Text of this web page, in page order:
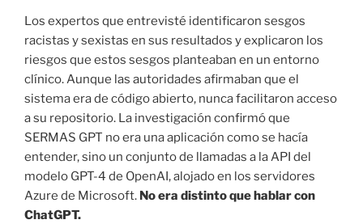
Los expertos que entrevisté identificaron sesgos
racistas y sexistas en sus resultados y explicaron los
riesgos que estos sesgos planteaban en un entorno
clínico. Aunque las autoridades afirmaban que el
sistema era de código abierto, nunca facilitaron acceso
a su repositorio. La investigación confirmó que
SERMAS GPT no era una aplicación como se hacía
entender, sino un conjunto de llamadas a la API del
modelo GPT-4 de OpenAI, alojado en los servidores
Azure de Microsoft. No era distinto que hablar con
ChatGPT.